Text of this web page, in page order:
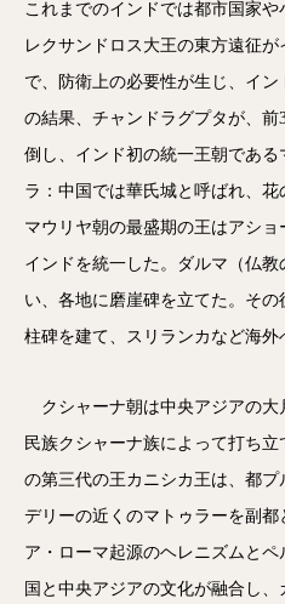
これまでのインドでは都市国家
レクサンドロス大王の東方遠征
で、防衛上の必要性が生じ、イ
の結果、チャンドラグプタが、前
倒し、インド初の統一王朝である
ラ：中国では華氏城と呼ばれ、花
マウリヤ朝の最盛期の王はアシ
インドを統一した。ダルマ（仏
い、各地に磨崖碑を立てた。そ
柱碑を建て、スリランカなど海外
クシャーナ朝は中央アジアの大
民族クシャーナ族によって打ち
の第三代の王カニシカ王は、都
デリーの近くのマトゥラーを副
ア・ローマ起源のヘレニズムと
国と中央アジアの文化が融合し